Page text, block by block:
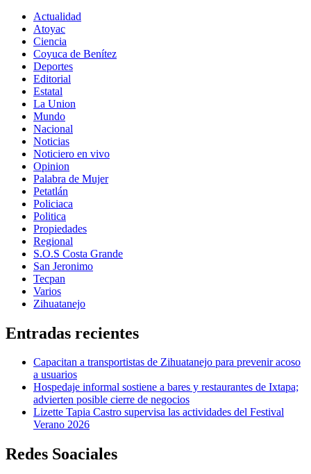
Actualidad
Atoyac
Ciencia
Coyuca de Benítez
Deportes
Editorial
Estatal
La Union
Mundo
Nacional
Noticias
Noticiero en vivo
Opinion
Palabra de Mujer
Petatlán
Policiaca
Politica
Propiedades
Regional
S.O.S Costa Grande
San Jeronimo
Tecpan
Varios
Zihuatanejo
Entradas recientes
Capacitan a transportistas de Zihuatanejo para prevenir acoso
a usuarios
Hospedaje informal sostiene a bares y restaurantes de Ixtapa;
advierten posible cierre de negocios
Lizette Tapia Castro supervisa las actividades del Festival
Verano 2026
Redes Soaciales